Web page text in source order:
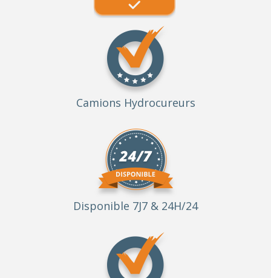
Camions Hydrocureurs
Disponible 7J7 & 24H/24